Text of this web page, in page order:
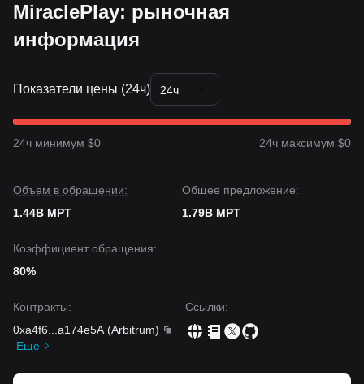
MiraclePlay: рыночная
информация
Показатели цены (24ч) 24ч
24ч минимум $0 24ч максимум $0
Объем в обращении:
1.44B MPT
Общее предложение:
1.79B MPT
Коэффициент обращения:
80%
Контракты:
0xa4f6
a174e5A (Arbitrum)
Еще
Ссылки: